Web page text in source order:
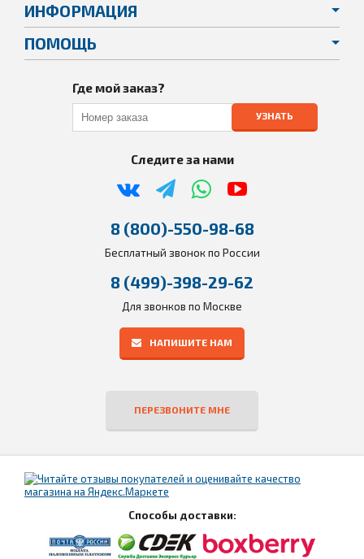
ИНФОРМАЦИЯ
ПОМОЩЬ
Где мой заказ?
УЗНАТЬ
Следите за нами
8 (800)-550-98-68
Бесплатный звонок по России
8 (499)-398-29-62
Для звонков по Москве
НАПИШИТЕ НАМ
ПЕРЕЗВОНИТЕ МНЕ
Способы доставки: